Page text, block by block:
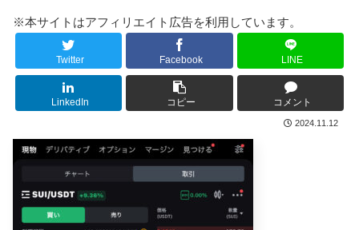
※本サイトはアフィリエイト広告を利用しています。
Twitter Facebook LINE
LinkedIn コピー コメント
2024.11.12